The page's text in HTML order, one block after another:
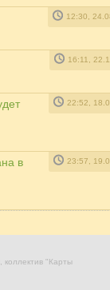
12:30,
16:11,
22:52,
в
23:57,
коллектив "Карты